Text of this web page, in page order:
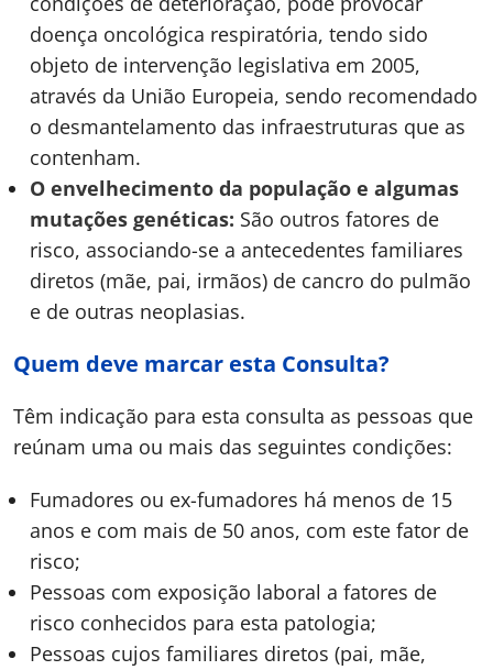
doença oncológica respiratória, tendo sido
objeto de intervenção legislativa em 2005,
através da União Europeia, sendo recomendado
o desmantelamento das infraestruturas que as
contenham.
O envelhecimento da população e algumas
mutações genéticas: São outros fatores de
risco, associando-se a antecedentes familiares
diretos (mãe, pai, irmãos) de cancro do pulmão
e de outras neoplasias.
Quem deve marcar esta Consulta?
Têm indicação para esta consulta as pessoas que
reúnam uma ou mais das seguintes condições:
Fumadores ou ex-fumadores há menos de 15
anos e com mais de 50 anos, com este fator de
risco;
Pessoas com exposição laboral a fatores de
risco conhecidos para esta patologia;
Pessoas cujos familiares diretos (pai, mãe,